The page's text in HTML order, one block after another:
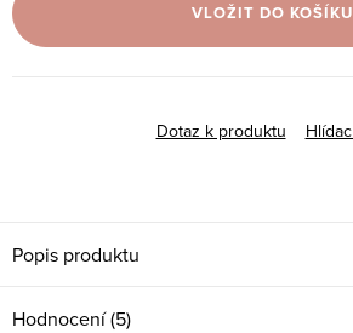
VLOŽIT DO KOŠÍKU
Dotaz k produktu
Popis produktu
Hodnocení (5)